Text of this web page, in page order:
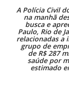
A Polícia Civil
na manhã
busca e
Paulo, Rio de
relacionadas a
grupo de
de R$ 287
saúdepor
estimado